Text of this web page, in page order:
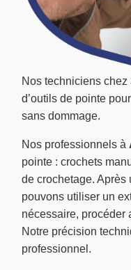
Nos techniciens chez
d’outils de pointe
sans dommage.
Nos professionnels à
pointe : crochets
de crochetage.
pouvons utiliser un
nécessaire, procéder
Notre précision
professionnel.